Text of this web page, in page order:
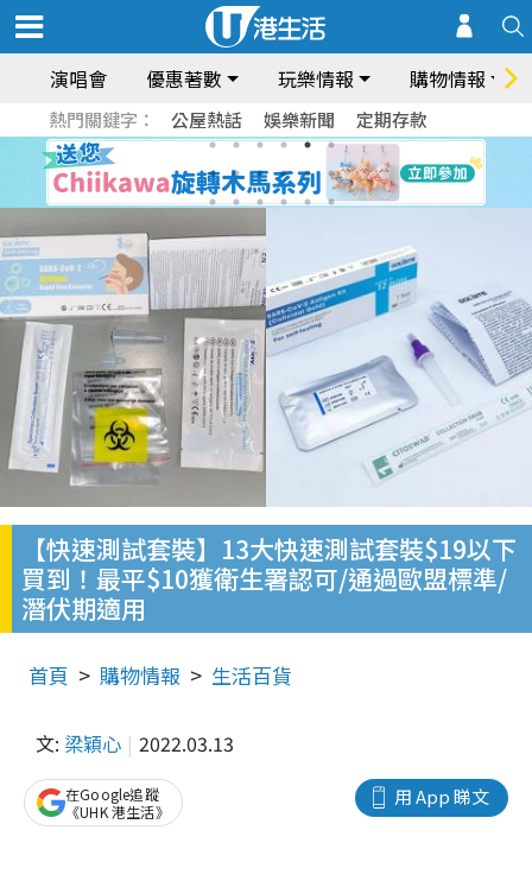
演唱會 優惠著數 玩樂情報 購物情報
熱門關鍵字： 公屋熱話 娛樂新聞 定期存款
【快速測試套裝】13大快速測試套裝$19以下
買到！最平$10獲衛生署認可/通過歐盟標準/
潛伏期適用
首頁 購物情報 生活百貨
文: 梁穎心 2022.03.13
用 App 睇文
在Google追蹤
《UHK 港生活》